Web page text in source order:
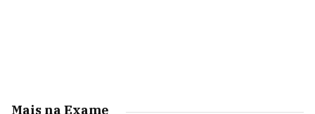
Mais na Exame